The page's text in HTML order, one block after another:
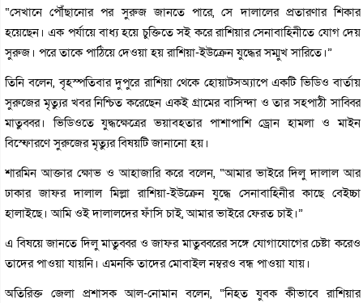
“সেখানে পৌঁছানোর পর সুরুজ জানতে পারে, সে দালালের প্রতারণার শিকার
হয়েছেন। এক পর্যায়ে বাধ্য হয়ে চুক্তিতে সই করে রাশিয়ার সেনাবাহিনীতে যোগ দেয়
সুরুজ। পরে তাকে পাঠিয়ে দেওয়া হয় রাশিয়া-ইউক্রেন যুদ্ধের সম্মুখ সারিতে।”
তিনি বলেন, বৃহস্পতিবার দুপুরে রাশিয়া থেকে হোয়াটসঅ্যাপে একটি ভিডিও বার্তায়
সুরুজের মৃত্যুর খবর নিশ্চিত করেছেন একই গ্রামের বাসিন্দা ও তার সহপাঠী সাব্বির
মাতুব্বর। ভিডিওতে যুদ্ধক্ষেত্রের ভয়াবহতার পাশাপাশি ড্রোন হামলা ও মাইন
বিস্ফোরণে সুরুজের মৃত্যুর বিষয়টি জানানো হয়।
শারমিন আক্তার ক্ষোভ ও আহাজারি করে বলেন, “আমার ভাইরে দিলু দালাল আর
ঢাকার জাফর দালাল মিল্লা রাশিয়া-ইউক্রেন যুদ্ধে সেনাবাহিনীর কাছে বেইচ্চা
হালাইছে। আমি ওই দালালদের ফাঁসি চাই, আমার ভাইরে ফেরত চাই।”
এ বিষয়ে জানতে দিলু মাতুব্বর ও জাফর মাতুব্বরের সঙ্গে যোগাযোগের চেষ্টা করেও
তাদের পাওয়া যায়নি। এমনকি তাদের মোবাইল নম্বরও বন্ধ পাওয়া যায়।
অতিরিক্ত জেলা প্রশাসক আল-নোমান বলেন, “নিহত যুবক কীভাবে রাশিয়ার